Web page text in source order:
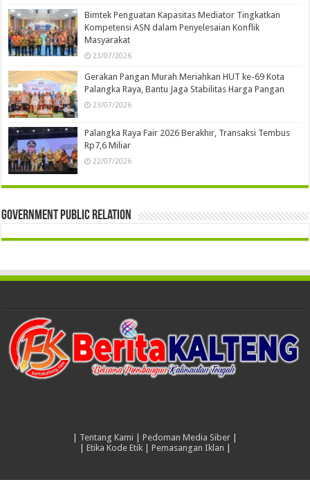
Bimtek Penguatan Kapasitas Mediator Tingkatkan
Kompetensi ASN dalam Penyelesaian Konflik
Masyarakat
23/07/2026
Gerakan Pangan Murah Meriahkan HUT ke-69 Kota
Palangka Raya, Bantu Jaga Stabilitas Harga Pangan
23/07/2026
Palangka Raya Fair 2026 Berakhir, Transaksi Tembus
Rp7,6 Miliar
22/07/2026
Government Public Relation
| Tentang Kami | Pedoman Media Siber |
| Etika Kode Etik| Pemasangan Iklan |